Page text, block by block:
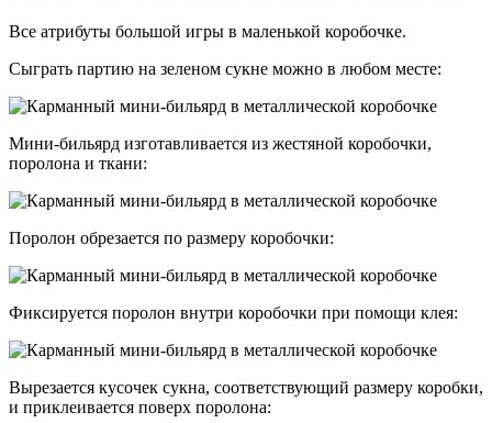
Все атрибуты большой игры в маленькой коробочке.
Сыграть партию на зеленом сукне можно в любом месте:
Мини-бильярд изготавливается из жестяной коробочки,
поролона и ткани:
Поролон обрезается по размеру коробочки:
Фиксируется поролон внутри коробочки при помощи клея:
Вырезается кусочек сукна, соответствующий размеру коробки,
и приклеивается поверх поролона: